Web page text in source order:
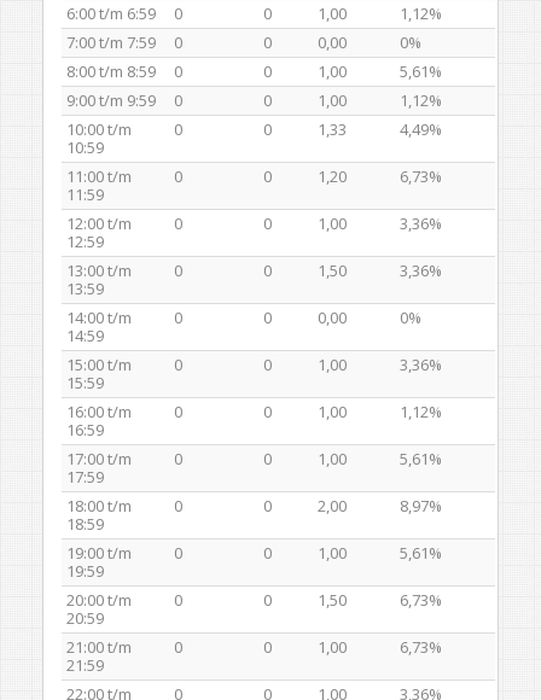
6:00 t/m 6:59
0 0 1,00
1,12%
7:00 t/m 7:59
0 0 0,00
0%
8:00 t/m 8:59
0 0 1,00
5,61%
9:00 t/m 9:59
0 0 1,00
1,12%
10:00 t/m
10:59
0 0 1,33 4,49%
11:00 t/m
11:59
0 0 1,20 6,73%
12:00 t/m
12:59
0 0 1,00 3,36%
13:00 t/m
13:59
0 0 1,50 3,36%
14:00 t/m
14:59
0 0 0,00 0%
15:00 t/m
15:59
0 0 1,00 3,36%
16:00 t/m
16:59
0 0 1,00 1,12%
17:00 t/m
17:59
0 0 1,00 5,61%
18:00 t/m
18:59
0 0 2,00 8,97%
19:00 t/m
19:59
0 0 1,00 5,61%
20:00 t/m
20:59
0 0 1,50 6,73%
21:00 t/m
21:59
0 0 1,00 6,73%
22:00 t/m
0 0 1,00 3,36%